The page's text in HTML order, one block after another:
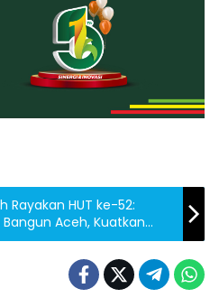
Rayakan HUT ke-52:
Aceh, Kuatkan
dan Sejahtera